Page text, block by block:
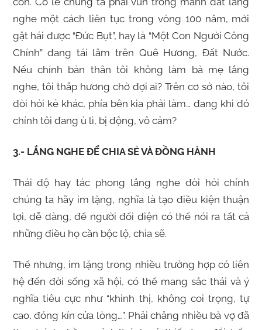
nghe một cách liên tục trong vòng 100 năm, mới
gặt hái được “Đức Bụt”, hay là “Một Con Người Công
Chính” đang tái lâm trên Quê Hương, Đất Nước.
Nếu chính bản thân tôi không làm bà mẹ lắng
nghe, tôi thắp hương chờ đợi ai? Trên cơ sở nào, tôi
đòi hỏi kẻ khác, phía bên kia phải làm… đang khi đó
chính tôi đang ù lì, bị động, vô cảm?
3.- LẮNG NGHE ĐỂ CHIA SẺ VÀ ĐỒNG HÀNH
Thái độ hay tác phong lắng nghe đòi hỏi chính
chúng ta hãy im lặng, nghĩa là tạo điều kiện thuận
lợi, dễ dàng, để người đối diện có thể nói ra tất cả
những điều họ cần bộc lộ, chia sẽ.
Thế nhưng, im lặng trong nhiều trường hợp có liên
hệ đến đời sống xã hội, có thể mang sắc thái và ý
nghĩa tiêu cực như “khinh thị, không coi trọng, tự
cao, đóng kín cửa lòng…”. Phải chăng nhiều bà vợ đã